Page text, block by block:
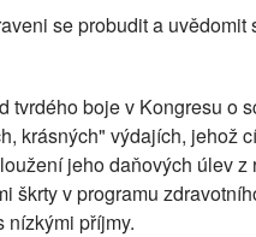
se probudit a uvědomit
tvrdého boje v Kongresu o
krásných" výdajích, jehož
jeho daňových úlev z
škrty v programu
nízkými příjmy.